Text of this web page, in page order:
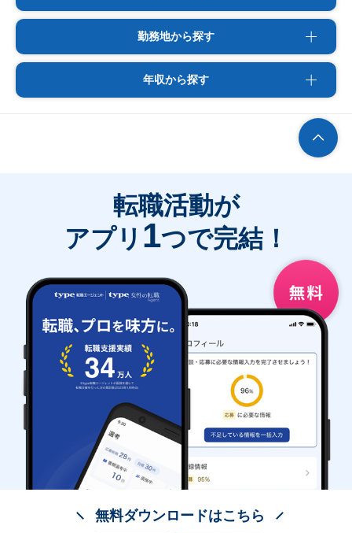
勤務地から探す
年収から探す
転職活動が
アプリ 1つで完結！
無料ダウンロードはこちら